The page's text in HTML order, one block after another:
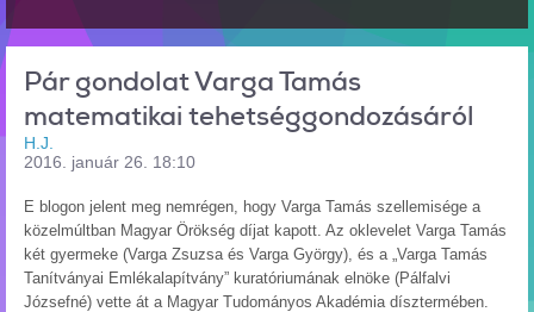
Pár gondolat Varga Tamás
matematikai tehetséggondozásáról
H.J.
2016. január 26. 18:10
E blogon jelent meg nemrégen, hogy Varga Tamás szellemisége a
közelmúltban Magyar Örökség díjat kapott. Az oklevelet Varga Tamás
két gyermeke (Varga Zsuzsa és Varga György), és a „Varga Tamás
Tanítványai Emlékalapítvány” kuratóriumának elnöke (Pálfalvi
Józsefné) vette át a Magyar Tudományos Akadémia dísztermében.